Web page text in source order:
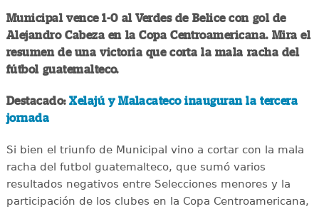
Municipal vence 1-0 al Verdes de Belice con gol de
Alejandro Cabeza en la Copa Centroamericana. Mira el
resumen de una victoria que corta la mala racha del
fútbol guatemalteco.
Destacado:Xelajú y Malacateco inauguran la tercera
jornada
Si bien el triunfo de Municipal vino a cortar con la mala
racha del futbol guatemalteco, que sumó varios
resultados negativos entre Selecciones menores y la
participación de los clubes en la Copa Centroamericana,